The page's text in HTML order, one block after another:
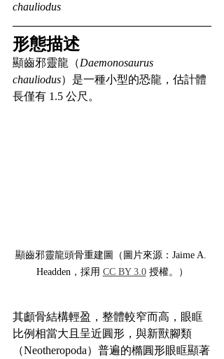
chauliodus
形態描述
顯齒邪靈龍（Daemonosaurus
chauliodus）是一種小型的恐龍，估計體
長僅有 1.5 公尺。
顯齒邪靈龍頭骨重建圖（圖片來源：Jaime A.
Headden，採用 CC BY 3.0 授權。）
其顱骨結構輕盈，整體較窄而高，眼眶
比例相當大且呈近圓形，與新獸腳類
（Neotheropoda）普遍的橢圓形眼眶顯著